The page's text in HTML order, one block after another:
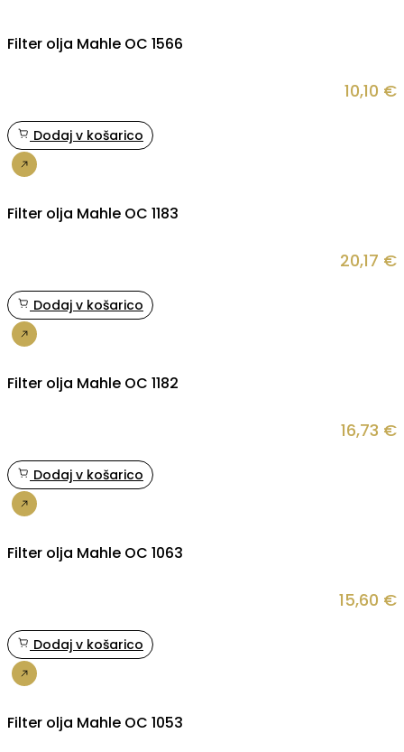
Filter olja Mahle OC 1566
10,10 €
Dodaj v košarico
Filter olja Mahle OC 1183
20,17 €
Dodaj v košarico
Filter olja Mahle OC 1182
16,73 €
Dodaj v košarico
Filter olja Mahle OC 1063
15,60 €
Dodaj v košarico
Filter olja Mahle OC 1053